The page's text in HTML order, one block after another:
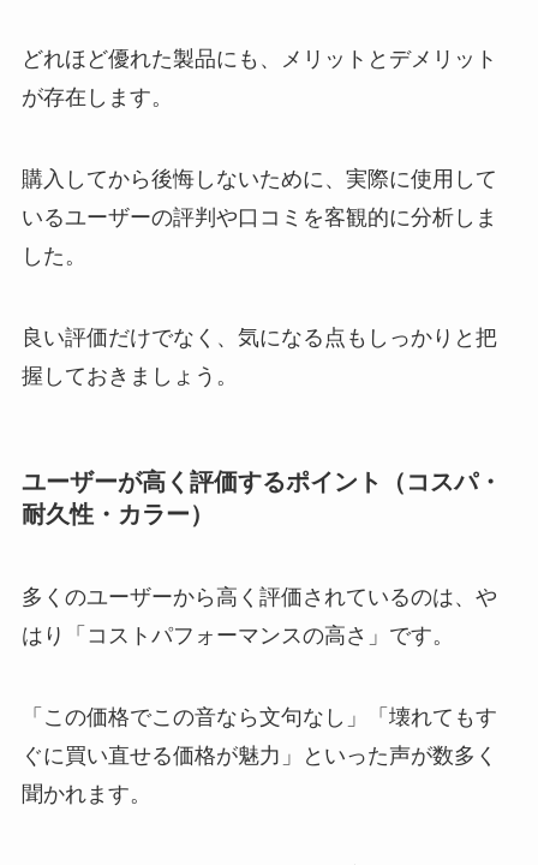
どれほど優れた製品にも、メリットとデメリット
が存在します。
購入してから後悔しないために、実際に使用して
いるユーザーの評判や口コミを客観的に分析しま
した。
良い評価だけでなく、気になる点もしっかりと把
握しておきましょう。
ユーザーが高く評価するポイント（コスパ・
耐久性・カラー）
多くのユーザーから高く評価されているのは、や
はり「コストパフォーマンスの高さ」です。
「この価格でこの音なら文句なし」「壊れてもす
ぐに買い直せる価格が魅力」といった声が数多く
聞かれます。